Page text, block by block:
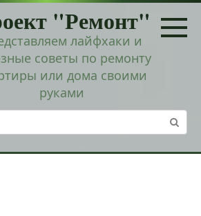
"Ремонт"
лайфхаки и
советы по ремонту
или дома своими
руками